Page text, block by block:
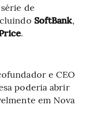
de
SoftBank,
.
e CEO
poderia abrir
em Nova